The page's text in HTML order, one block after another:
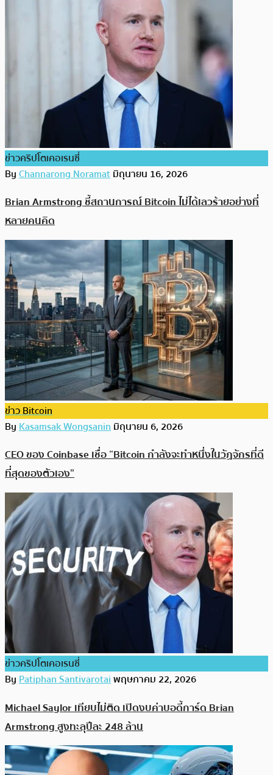
ข่าวคริปโตเคอเรนซี่
ByChannarong Noramatมิถุนายน 16, 2026
Brian Armstrong ชี้สถานการณ์ Bitcoin ไม่ได้เลวร้ายอย่างที่
หลายคนคิด
ข่าว Bitcoin
ByKasamsak Wongsaninมิถุนายน 6, 2026
CEO ของ Coinbase เชื่อ “Bitcoin กำลังจะทำหนึ่งในวัฏจักรที่ดี
ที่สุดของตัวเอง”
ข่าวคริปโตเคอเรนซี่
ByPatiphan Santivarotaiพฤษภาคม 22, 2026
Michael Saylor เทียบไม่ติด เปิดงบค่าบอดี้การ์ด Brian
Armstrong สูงทะลุปีละ 248 ล้าน